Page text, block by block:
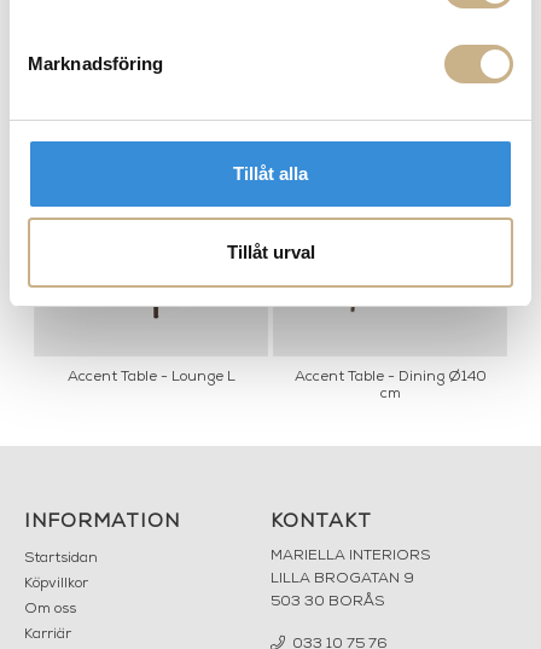
Marknadsföring
Tillåt alla
Tillåt urval
Accent Table - Lounge L
Accent Table - Dining Ø140
cm
INFORMATION
Startsidan
Köpvillkor
Om oss
Karriär
KONTAKT
MARIELLA INTERIORS
LILLA BROGATAN 9
503 30 BORÅS
033 10 75 76